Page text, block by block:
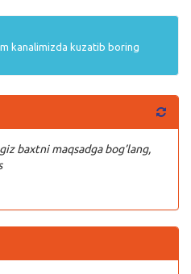
kanalimizda kuzatib boring
baxtni maqsadga bog’lang,